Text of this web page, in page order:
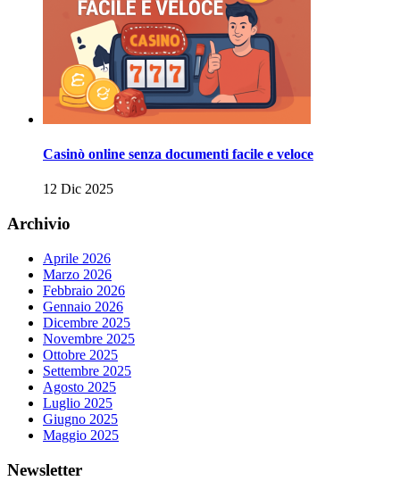
Casinò online senza documenti facile e veloce
12 Dic 2025
Archivio
Aprile 2026
Marzo 2026
Febbraio 2026
Gennaio 2026
Dicembre 2025
Novembre 2025
Ottobre 2025
Settembre 2025
Agosto 2025
Luglio 2025
Giugno 2025
Maggio 2025
Newsletter